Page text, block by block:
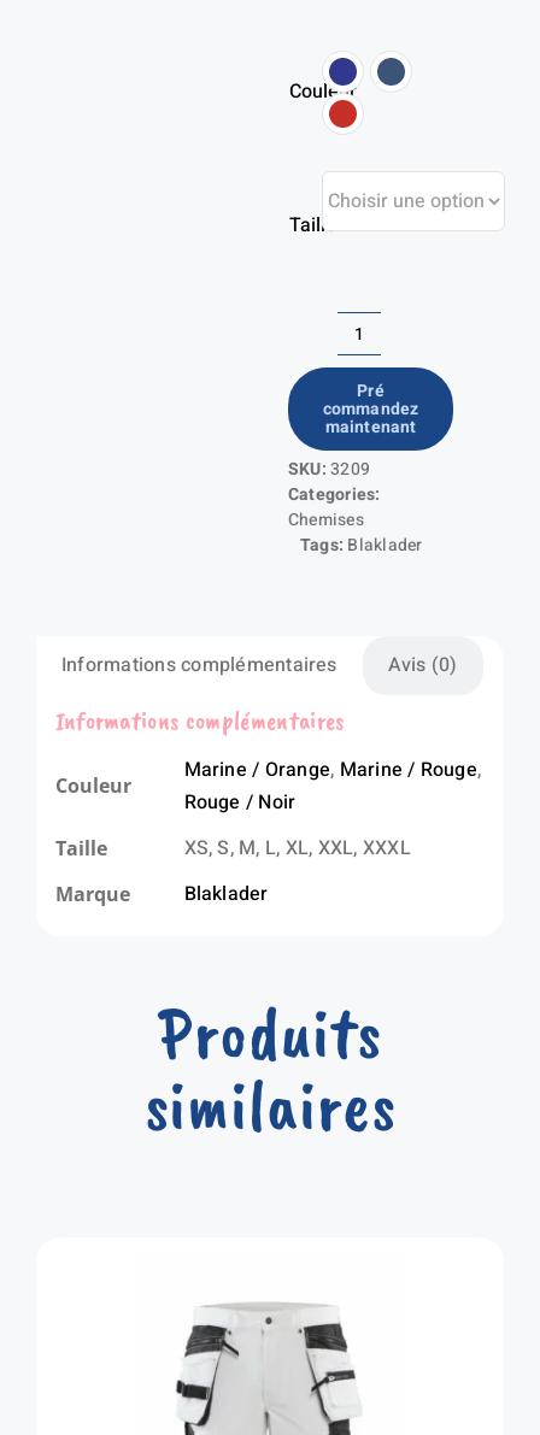
Couleur
Taille
quantité
de
Chemise
flanelle
Femme
Pré
commandez
maintenant
SKU:3209
Categories:
Chemises
Tags: Blaklader
Informations complémentaires Avis (0)
Informations complémentaires
Couleur
Marine / Orange, Marine / Rouge,
Rouge / Noir
Taille XS, S, M, L, XL, XXL, XXXL
Marque Blaklader
Produits
similaires